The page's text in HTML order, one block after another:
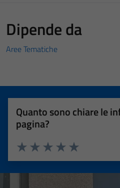
Dipende da
Aree Tematiche
Quanto sono chiare le
pagina?
Valuta 5 stelle
Valuta 4 stelle su 5
Valuta 3 stelle su 5
Valuta 2 stelle su 5
Valuta 1 stelle su 5